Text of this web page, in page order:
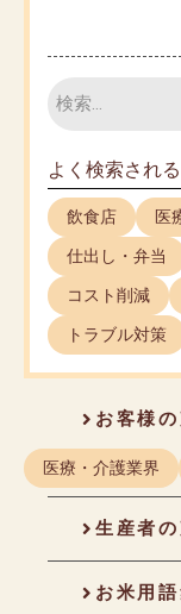
索
よく検索され
飲食店 医
仕出し・弁当
コスト削減
トラブル対策
お客様
医療・介護業界
生産者の
お米用